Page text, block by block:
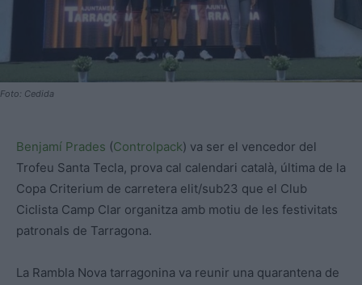
Foto: Cedida
Benjamí Prades (Controlpack) va ser el vencedor del
Trofeu Santa Tecla, prova cal calendari català, última de la
Copa Criterium de carretera elit/sub23 que el Club
Ciclista Camp Clar organitza amb motiu de les festivitats
patronals de Tarragona.
La Rambla Nova tarragonina va reunir una quarantena de